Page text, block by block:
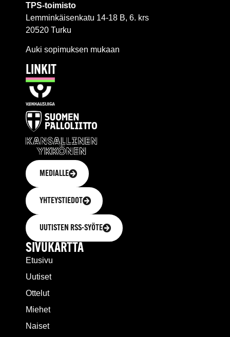
TPS-toimisto
Lemminkäisenkatu 14-18 B, 6. krs
20520 Turku
Auki sopimuksen mukaan
LINKIT
MEDIALLE
YHTEYSTIEDOT
UUTISTEN RSS-SYÖTE
SIVUKARTTA
Etusivu
Uutiset
Ottelut
Miehet
Naiset